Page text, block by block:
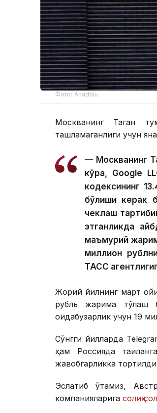
Фото: Аnadolu
Москванинг Таган
ташламаганлиги учун
— Москванинг
кўра, Google
кодексининг
бўлиши керак
чеклаш
этганликда
маъмурий
миллион
ТАСС
Жорий йилнинг март
рубль жарима тўлаш
қоидабузарлик учун 19
Сўнгги йилларда
ҳам Россияда
жавобгарликка
Эслатиб ўтамиз,
компанияларига солиқ